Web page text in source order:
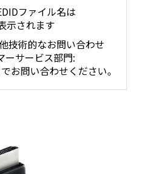
ファイル名は
示されます
技術的なお問い合わせ
ーサービス部門:
問い合わせください。